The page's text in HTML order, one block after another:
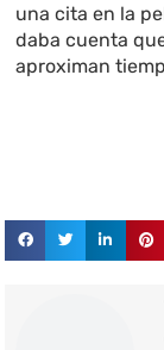
una cita en la
daba cuenta
aproximan